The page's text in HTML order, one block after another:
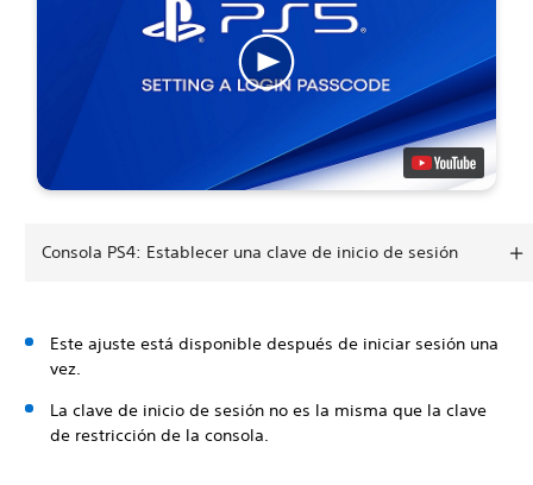
Consola PS4: Establecer una clave de inicio de sesión
Este ajuste está disponible después de iniciar sesión una
vez.
La clave de inicio de sesión no es la misma que la clave
de restricción de la consola.